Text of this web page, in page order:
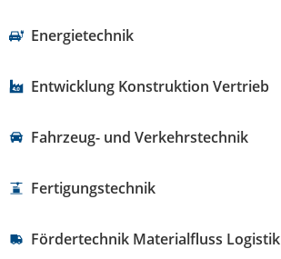
Energietechnik
Entwicklung Konstruktion Vertrieb
Fahrzeug- und Verkehrstechnik
Fertigungstechnik
Fördertechnik Materialfluss Logistik